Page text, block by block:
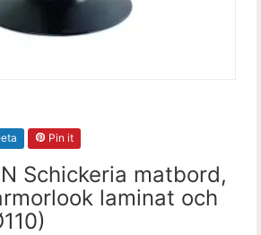
Pin it
Schickeria matbord,
laminat och